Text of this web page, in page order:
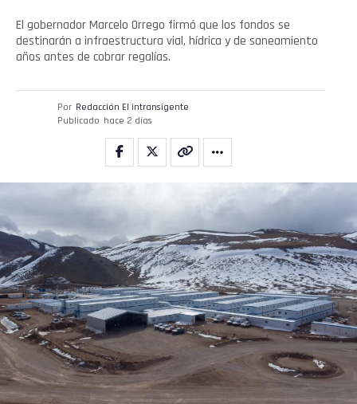
El gobernador Marcelo Orrego firmó que los fondos se
destinarán a infraestructura vial, hídrica y de saneamiento
años antes de cobrar regalías.
Por Redacción El intransigente
Publicado hace 2 días